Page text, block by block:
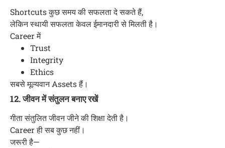
Shortcuts कुछ समय की सफलता दे सकते हैं,
लेकिन स्थायी सफलता केवल ईमानदारी से मिलती है।
Career में
Trust
Integrity
Ethics
सबसे मूल्यवान Assets हैं।
12. जीवन में संतुलन बनाए रखें
गीता संतुलित जीवन जीने की शिक्षा देती है।
Career ही सब कुछ नहीं।
जरूरी है—